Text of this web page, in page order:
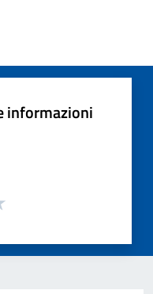
informazioni